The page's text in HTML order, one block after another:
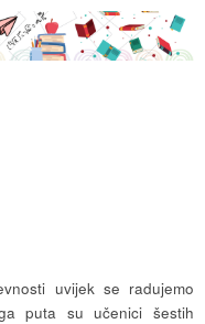
uvijek se radujemo
puta su učenici šestih